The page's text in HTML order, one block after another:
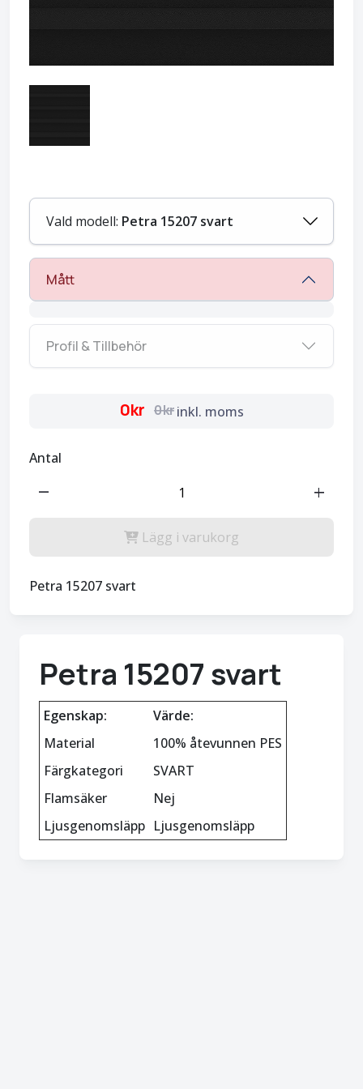
Vald modell: Petra 15207 svart
Mått
Profil & Tillbehör
0kr 0kr inkl. moms
Antal
remove add
Lägg i varukorg
Petra 15207 svart
Petra 15207 svart
Egenskap:
Värde:
Material
100% åtevunnen PES
Färgkategori
SVART
Flamsäker
Nej
Ljusgenomsläpp Ljusgenomsläpp